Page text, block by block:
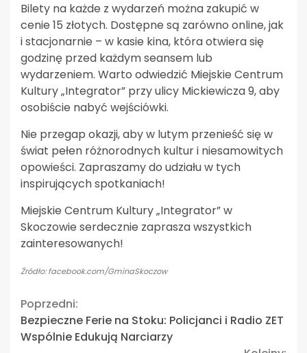
Bilety na każde z wydarzeń można zakupić w
cenie 15 złotych. Dostępne są zarówno online, jak
i stacjonarnie – w kasie kina, która otwiera się
godzinę przed każdym seansem lub
wydarzeniem. Warto odwiedzić Miejskie Centrum
Kultury „Integrator” przy ulicy Mickiewicza 9, aby
osobiście nabyć wejściówki.
Nie przegap okazji, aby w lutym przenieść się w
świat pełen różnorodnych kultur i niesamowitych
opowieści. Zapraszamy do udziału w tych
inspirujących spotkaniach!
Miejskie Centrum Kultury „Integrator” w
Skoczowie serdecznie zaprasza wszystkich
zainteresowanych!
Źródło: facebook.com/GminaSkoczow
Continue
Reading
Poprzedni:
Bezpieczne Ferie na Stoku: Policjanci i Radio ZET
Wspólnie Edukują Narciarzy